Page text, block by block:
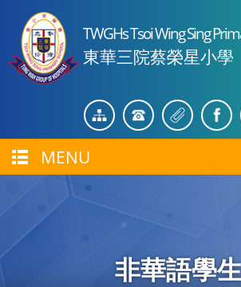
TWGHs Tsoi Wing Sing
東華三院蔡榮星小學
MENU
非華語學